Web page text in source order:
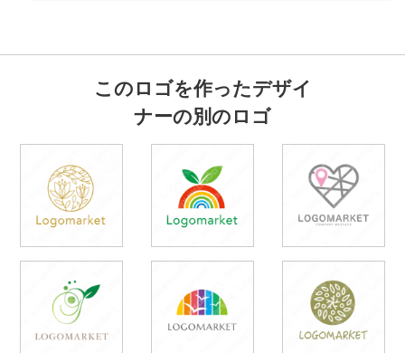
このロゴを作ったデザイ
ナーの別のロゴ